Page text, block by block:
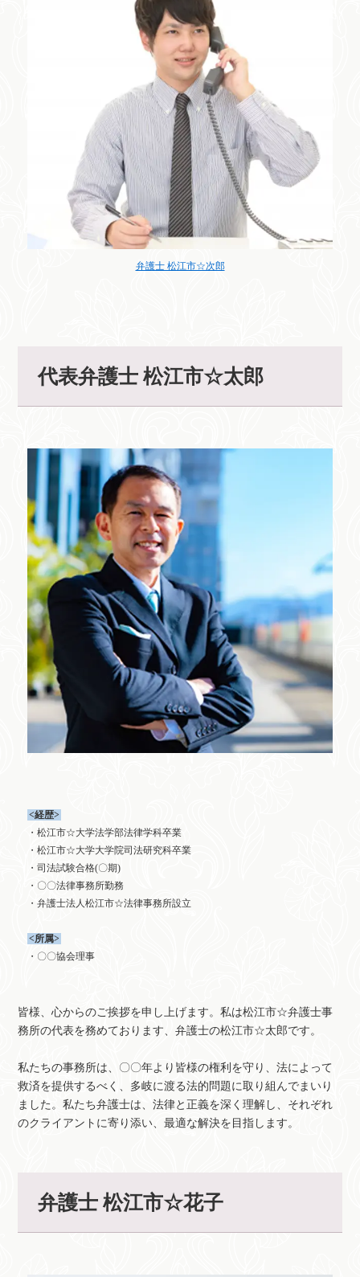
弁護士 松江市☆次郎
代表弁護士 松江市☆太郎
<経歴>
・松江市☆大学法学部法律学科卒業
・松江市☆大学大学院司法研究科卒業
・司法試験合格(〇期)
・〇〇法律事務所勤務
・弁護士法人松江市☆法律事務所設立
<所属>
・〇〇協会理事
皆様、心からのご挨拶を申し上げます。私は松江市☆弁護士事
務所の代表を務めております、弁護士の松江市☆太郎です。
私たちの事務所は、〇〇年より皆様の権利を守り、法によって
救済を提供するべく、多岐に渡る法的問題に取り組んでまいり
ました。私たち弁護士は、法律と正義を深く理解し、それぞれ
のクライアントに寄り添い、最適な解決を目指します。
弁護士 松江市☆花子